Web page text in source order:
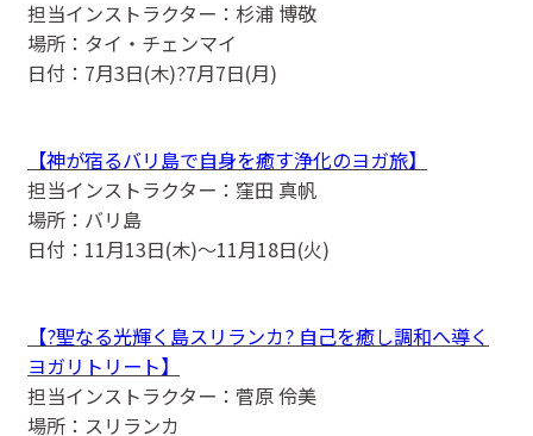
担当インストラクター：杉浦 博敬
場所：タイ・チェンマイ
日付：7月3日(木)?7月7日(月)
【神が宿るバリ島で自身を癒す浄化のヨガ旅】
担当インストラクター：窪田 真帆
場所：バリ島
日付：11月13日(木)〜11月18日(火)
【?聖なる光輝く島スリランカ? 自己を癒し調和へ導く
ヨガリトリート】
担当インストラクター：菅原 伶美
場所：スリランカ